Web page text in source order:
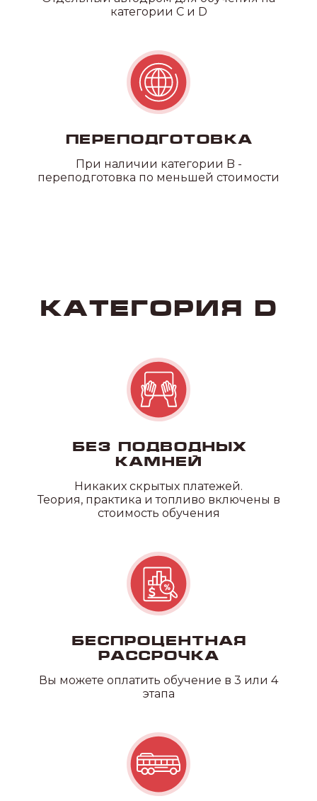
категории C и D
Переподготовка
При наличии категории B -
переподготовка по меньшей стоимости
Без подводных
камней
Никаких скрытых платежей.
Теория, практика и топливо включены в
стоимость обучения
Беспроцентная
рассрочка
Вы можете оплатить обучение в 3 или 4
этапа